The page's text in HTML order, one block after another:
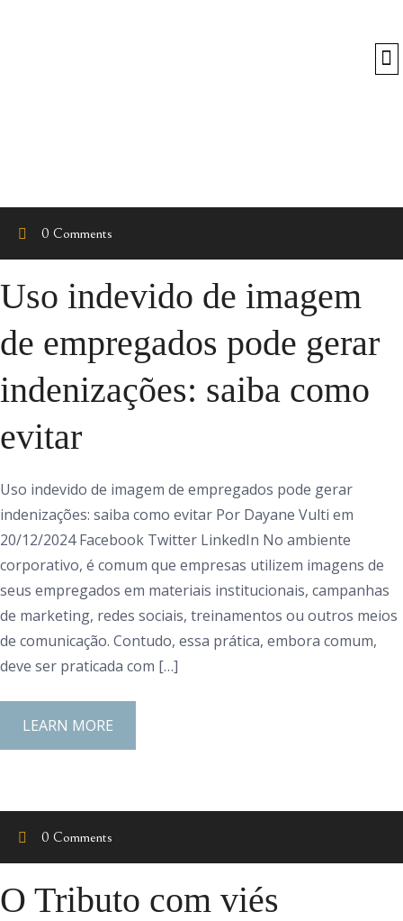
0 Comments
Uso indevido de imagem
de empregados pode gerar
indenizações: saiba como
evitar
Uso indevido de imagem de empregados pode gerar
indenizações: saiba como evitar Por Dayane Vulti em
20/12/2024 Facebook Twitter LinkedIn No ambiente
corporativo, é comum que empresas utilizem imagens de
seus empregados em materiais institucionais, campanhas
de marketing, redes sociais, treinamentos ou outros meios
de comunicação. Contudo, essa prática, embora comum,
deve ser praticada com […]
LEARN MORE
0 Comments
O Tributo com viés